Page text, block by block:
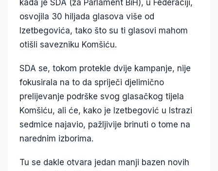
kada je SDA (za Parlament BiH), u Federaciji,
osvojila 30 hiljada glasova više od
Izetbegovića, tako što su ti glasovi mahom
otišli savezniku Komšiću.
SDA se, tokom protekle dvije kampanje, nije
fokusirala na to da spriječi djelimično
prelijevanje podrške svog glasačkog tijela
Komšiću, ali će, kako je Izetbegović u Istrazi
sedmice najavio, pažljivije brinuti o tome na
narednim izborima.
Tu se dakle otvara jedan manji bazen novih